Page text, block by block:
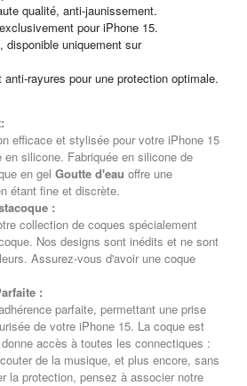
qualité, anti-jaunissement.
pour iPhone 15.
disponible uniquement sur
rayures pour une protection optimale.
efficace et stylisée pour votre iPhone 15
silicone. Fabriquée en silicone de
en gel Goutte d'eau offre une
étant fine et discrète.
:
collection de coques spécialement
Nos designs sont inédits et ne sont
Assurez-vous d'avoir une coque
:
parfaite, permettant une prise
de votre iPhone 15. La coque est
accès à toutes les connectiques :
de la musique, et plus encore, sans
la protection, pensez à associer notre